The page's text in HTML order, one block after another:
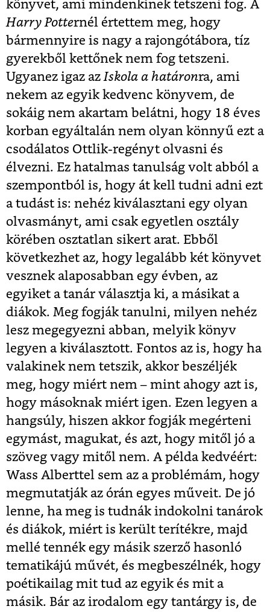
könyvet, ami mindenkinek tetszeni fog. A
Harry Potternél értettem meg, hogy
bármennyire is nagy a rajongótábora, tíz
gyerekből kettőnek nem fog tetszeni.
Ugyanez igaz az Iskola a határonra, ami
nekem az egyik kedvenc könyvem, de
sokáig nem akartam belátni, hogy 18 éves
korban egyáltalán nem olyan könnyű ezt a
csodálatos Ottlik-regényt olvasni és
élvezni. Ez hatalmas tanulság volt abból a
szempontból is, hogy át kell tudni adni ezt
a tudást is: nehéz kiválasztani egy olyan
olvasmányt, ami csak egyetlen osztály
körében osztatlan sikert arat. Ebből
következhet az, hogy legalább két könyvet
vesznek alaposabban egy évben, az
egyiket a tanár választja ki, a másikat a
diákok. Meg fogják tanulni, milyen nehéz
lesz megegyezni abban, melyik könyv
legyen a kiválasztott. Fontos az is, hogy ha
valakinek nem tetszik, akkor beszéljék
meg, hogy miért nem – mint ahogy azt is,
hogy másoknak miért igen. Ezen legyen a
hangsúly, hiszen akkor fogják megérteni
egymást, magukat, és azt, hogy mitől jó a
szöveg vagy mitől nem. A példa kedvéért:
Wass Alberttel sem az a problémám, hogy
megmutatják az órán egyes műveit. De jó
lenne, ha meg is tudnák indokolni tanárok
és diákok, miért is került terítékre, majd
mellé tennék egy másik szerző hasonló
tematikájú művét, és megbeszélnék, hogy
poétikailag mit tud az egyik és mit a
másik. Bár az irodalom egy tantárgy is, de